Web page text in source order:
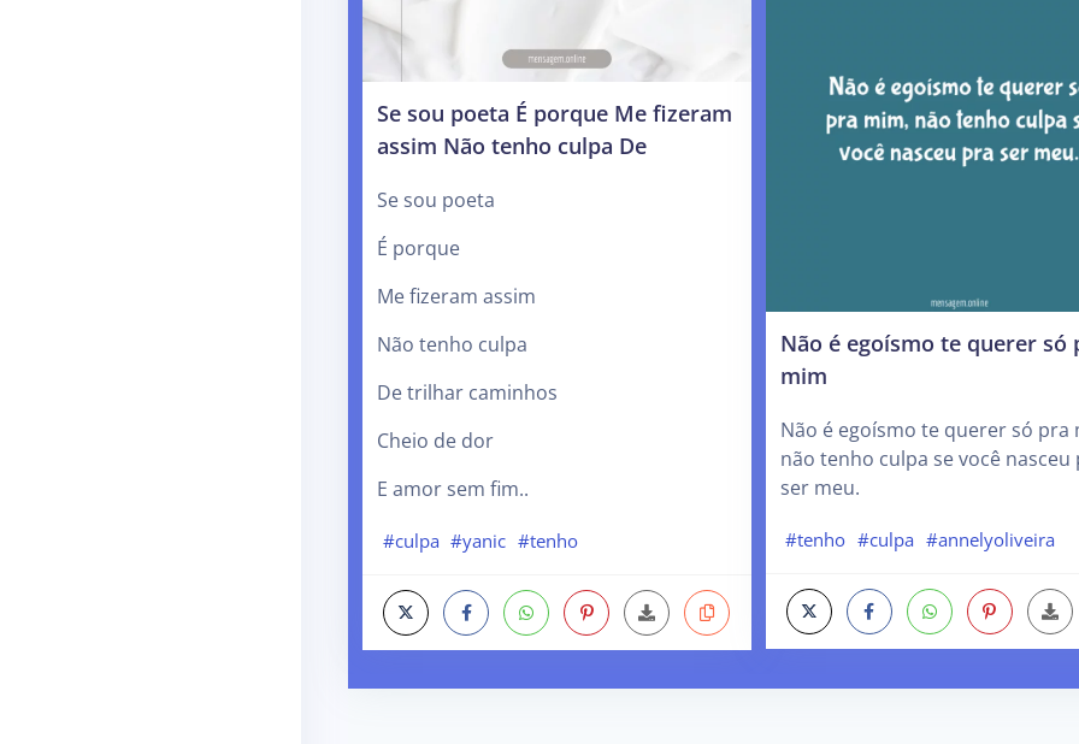
Se sou poeta É porque Me fizeram
assim Não tenho culpa De
Se sou poeta
É porque
Me fizeram assim
Não tenho culpa
De trilhar caminhos
Cheio de dor
E amor sem fim..
#culpa #yanic #tenho
Não é egoísmo te querer só
mim
Não é egoísmo te querer só pra
não tenho culpa se você nasceu
ser meu.
#tenho #culpa #annelyoliveira